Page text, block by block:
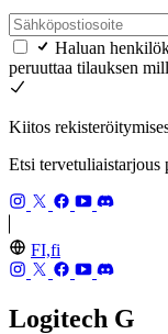
Haluan
peruuttaa tilauksen
Kiitos
Etsi tervetuliaistarjous
FI,fi
Logitech G